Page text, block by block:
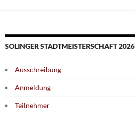
SOLINGER STADTMEISTERSCHAFT 2026
Ausschreibung
Anmeldung
Teilnehmer